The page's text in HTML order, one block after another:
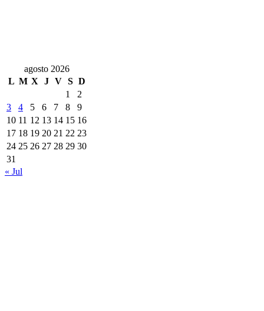
agosto 2026
L M X J V S D
1
2
3
4 5 6 7 8
9
10 11 12 13 14 15 16
17 18 19 20 21 22 23
24 25 26 27 28 29 30
31
« Jul